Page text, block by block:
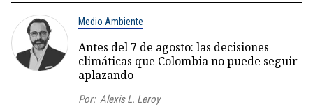
Medio Ambiente
Antes del 7 de agosto: las decisiones
climáticas que Colombia no puede seguir
aplazando
Por: Alexis L. Leroy